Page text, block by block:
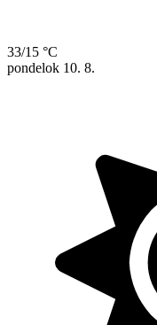
33/15 °C
pondelok 10. 8.